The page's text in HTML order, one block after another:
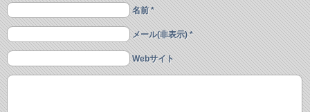
名前 *
メール(非表示) *
Webサイト